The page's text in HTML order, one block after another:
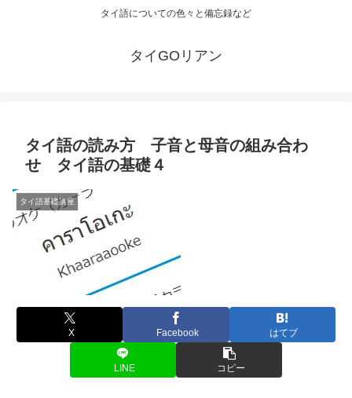
タイ語についての色々と備忘録など
タイGOリアン
タイ語の読み方 子音と母音の組み合わ
せ タイ語の基礎４
タイ語基礎講座
X Facebook はてブ
LINE コピー